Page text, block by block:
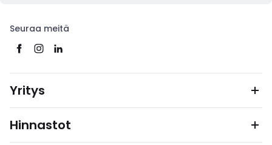
Seuraa meitä
Yritys
Hinnastot